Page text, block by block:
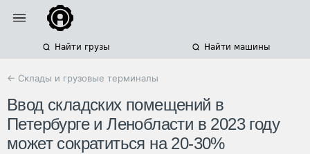
Найти грузы Найти машины
← Склады и грузовые терминалы
Ввод складских помещений в
Петербурге и Ленобласти в 2023 году
может сократиться на 20-30%